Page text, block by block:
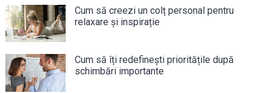
Cum să creezi un colț personal pentru
relaxare și inspirație
Cum să îți redefinești prioritățile după
schimbări importante